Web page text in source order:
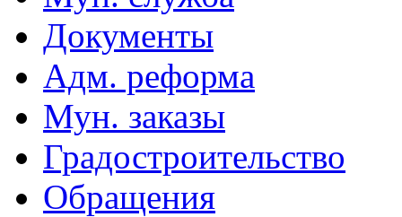
Документы
Адм. реформа
Мун. заказы
Градостроительство
Обращения